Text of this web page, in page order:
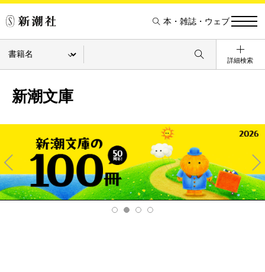
本・雑誌・ウェブ
詳細検索
新潮文庫
Pre
v
Ne
xt